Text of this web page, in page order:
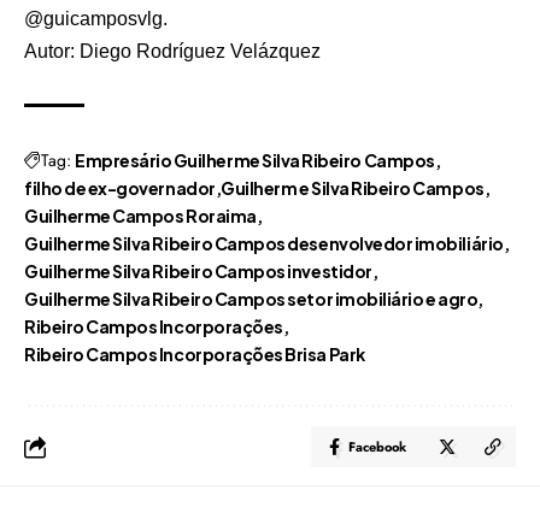
@guicamposvlg.
Autor: Diego Rodríguez Velázquez
Tag: Empresário Guilherme Silva Ribeiro Campos
filho de ex-governador Guilherm e Silva Ribeiro Campos
Guilherme Campos Roraima
Guilherme Silva Ribeiro Campos desenvolvedor imobiliário
Guilherme Silva Ribeiro Campos investidor
Guilherme Silva Ribeiro Campos setor imobiliário e agro
Ribeiro Campos Incorporações
Ribeiro Campos Incorporações Brisa Park
Facebook